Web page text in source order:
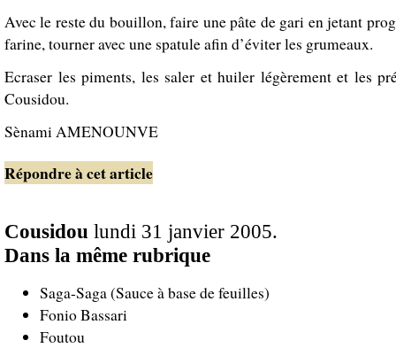
Avec le reste du bouillon, faire une pâte de gari en jetant
farine, tourner avec une spatule afin d’éviter les grumeaux.
Ecraser les piments, les saler et huiler légèrement et les
Cousidou.
Sènami AMENOUNVE
Répondre à cet article
Cousidou lundi 31 janvier 2005.
Dans la même rubrique
Saga-Saga (Sauce à base de feuilles)
Fonio Bassari
Foutou